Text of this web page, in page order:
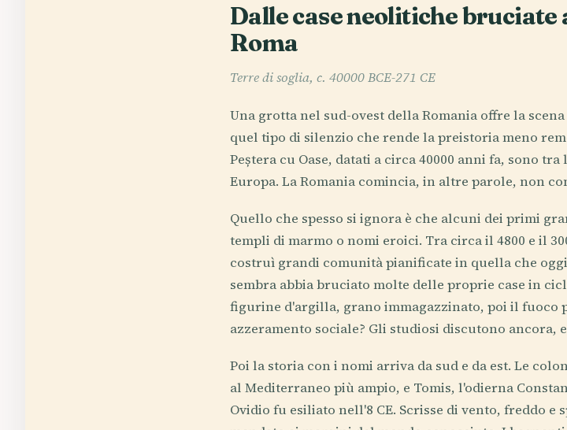
Dalle case neolitiche
Roma
Terre di soglia, c. 40000 BCE-271 CE
Una grotta nel sud-ovest della Romania offre la
quel tipo di silenzio che rende la preistoria meno
Peștera cu Oase, datati a circa 40000 anni fa, sono
Europa. La Romania comincia, in altre parole, non
Quello che spesso si ignora è che alcuni dei primi
templi di marmo o nomi eroici. Tra circa il 4800 e il
costruì grandi comunità pianificate in quella che
sembra abbia bruciato molte delle proprie case in
figurine d'argilla, grano immagazzinato, poi il fuoco
azzeramento sociale? Gli studiosi discutono ancora,
Poi la storia con i nomi arriva da sud e da est. Le
al Mediterraneo più ampio, e Tomis, l'odierna
Ovidio fu esiliato nell'8 CE. Scrisse di vento, freddo e